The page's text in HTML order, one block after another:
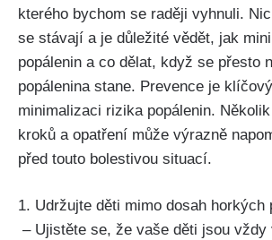
kterého⁣ bychom se raději ⁢vyhnuli.‌
se stávají a je ​důležité vědět, jak​
popálenin a co dělat, ⁢když se ‍přesto
popálenina stane. Prevence je
minimalizaci rizika popálenin.
kroků a opatření může výrazně
před touto bolestivou⁤ situací.
1. Udržujte ⁣děti mimo dosah horkých
– Ujistěte⁢ se, že vaše ⁣děti ‍jsou vždy